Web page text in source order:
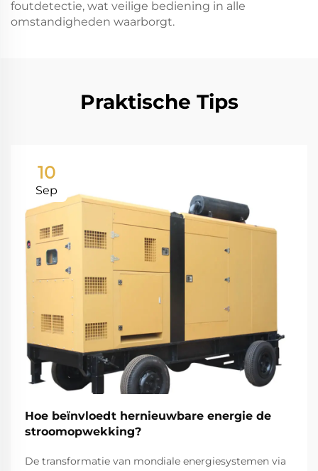
foutdetectie, wat veilige bediening in alle
omstandigheden waarborgt.
Praktische Tips
10
Sep
Hoe beïnvloedt hernieuwbare energie de
stroomopwekking?
De transformatie van mondiale energiesystemen via